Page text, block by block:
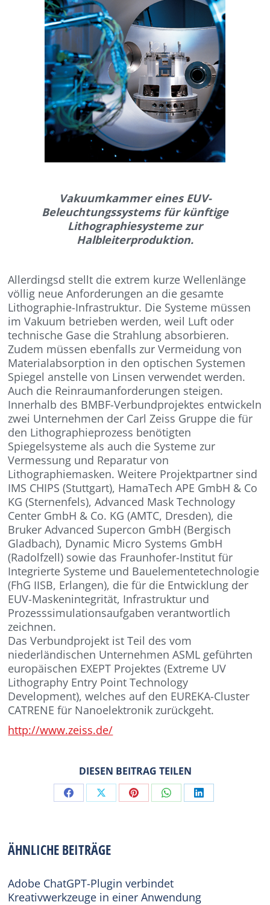
Vakuumkammer eines EUV-
Beleuchtungssystems für künftige
Lithographiesysteme zur
Halbleiterproduktion.
Allerdingsd stellt die extrem kurze Wellenlänge
völlig neue Anforderungen an die gesamte
Lithographie-Infrastruktur. Die Systeme müssen
im Vakuum betrieben werden, weil Luft oder
technische Gase die Strahlung absorbieren.
Zudem müssen ebenfalls zur Vermeidung von
Materialabsorption in den optischen Systemen
Spiegel anstelle von Linsen verwendet werden.
Auch die Reinraumanforderungen steigen.
Innerhalb des BMBF-Verbundprojektes entwickeln
zwei Unternehmen der Carl Zeiss Gruppe die für
den Lithographieprozess benötigten
Spiegelsysteme als auch die Systeme zur
Vermessung und Reparatur von
Lithographiemasken. Weitere Projektpartner sind
IMS CHIPS (Stuttgart), HamaTech APE GmbH & Co
KG (Sternenfels), Advanced Mask Technology
Center GmbH & Co. KG (AMTC, Dresden), die
Bruker Advanced Supercon GmbH (Bergisch
Gladbach), Dynamic Micro Systems GmbH
(Radolfzell) sowie das Fraunhofer-Institut für
Integrierte Systeme und Bauelementetechnologie
(FhG IISB, Erlangen), die für die Entwicklung der
EUV-Maskenintegrität, Infrastruktur und
Prozesssimulationsaufgaben verantwortlich
zeichnen.
Das Verbundprojekt ist Teil des vom
niederländischen Unternehmen ASML geführten
europäischen EXEPT Projektes (Extreme UV
Lithography Entry Point Technology
Development), welches auf den EUREKA-Cluster
CATRENE für Nanoelektronik zurückgeht.
http://www.zeiss.de/
DIESEN BEITRAG TEILEN
Share Share Share Share Share
ÄHNLICHE BEITRÄGE
Adobe ChatGPT-Plugin verbindet
Kreativwerkzeuge in einer Anwendung